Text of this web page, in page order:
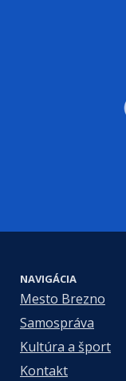
NAVIGÁCIA
Mesto Brezno
Samospráva
Kultúra a šport
Kontakt